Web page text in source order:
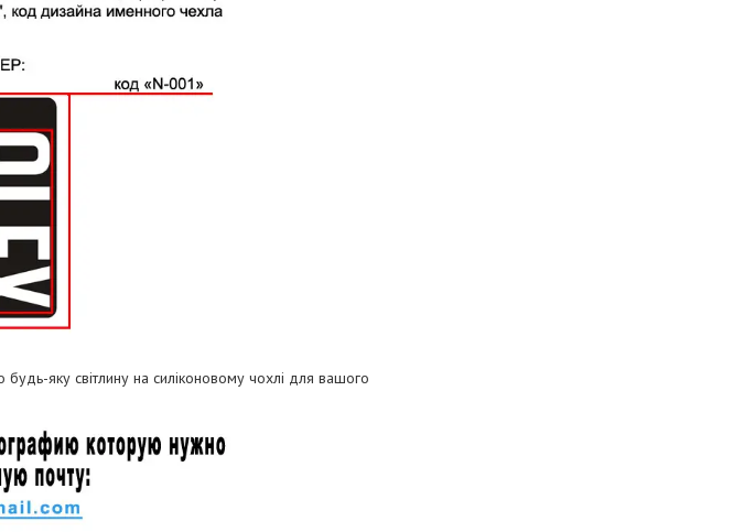
яку світлину на силіконовому чохлі для вашого